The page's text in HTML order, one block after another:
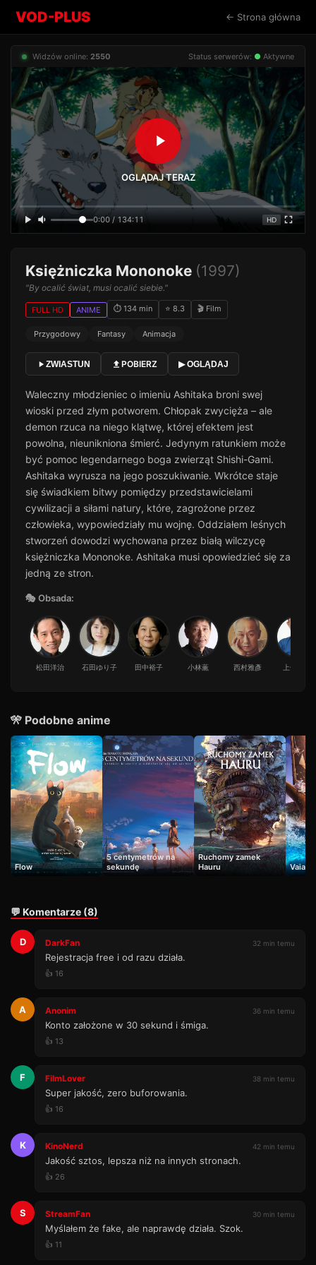
VOD-PLUS ← Strona główna
Widzów online: 2550 Status serwerów: ● Aktywne
OGLĄDAJ TERAZ
0:00 / 134:11 HD
Księżniczka Mononoke (1997)
"By ocalić świat, musi ocalić siebie."
FULL HD ANIME ⏱ 134 min ⭐ 8.3 🎬 Film
Przygodowy Fantasy Animacja
ZWIASTUN POBIERZ ▶ OGLĄDAJ
Waleczny młodzieniec o imieniu Ashitaka broni swej
wioski przed złym potworem. Chłopak zwycięża – ale
demon rzuca na niego klątwę, której efektem jest
powolna, nieunikniona śmierć. Jedynym ratunkiem może
być pomoc legendarnego boga zwierząt Shishi-Gami.
Ashitaka wyrusza na jego poszukiwanie. Wkrótce staje
się świadkiem bitwy pomiędzy przedstawicielami
cywilizacji a siłami natury, które, zagrożone przez
człowieka, wypowiedziały mu wojnę. Oddziałem leśnych
stworzeń dowodzi wychowana przez białą wilczycę
księżniczka Mononoke. Ashitaka musi opowiedzieć się za
jedną ze stron.
🎭 Obsada:
松田洋治 石田ゆり子 田中裕子 小林薫 西村雅彥 上條恒彦
🎌 Podobne anime
Flow
5 centymetrów na
sekundę
Ruchomy zamek
Hauru
💬 Komentarze (8)
D DarkFan 32 min temu
Rejestracja free i od razu działa.
👍 16
A Anonim 36 min temu
Konto założone w 30 sekund i śmiga.
👍 13
F FilmLover 38 min temu
Super jakość, zero buforowania.
👍 16
K KinoNerd 42 min temu
Jakość sztos, lepsza niż na innych stronach.
👍 26
S StreamFan 30 min temu
Myślałem że fake, ale naprawdę działa. Szok.
👍 11